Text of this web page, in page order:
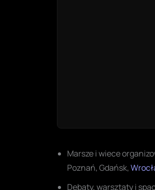
Marsze i wiece
Poznań, Gdańsk,
Debaty, warsztaty i